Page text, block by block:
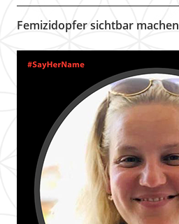
Femizidopfer sichtbar machen